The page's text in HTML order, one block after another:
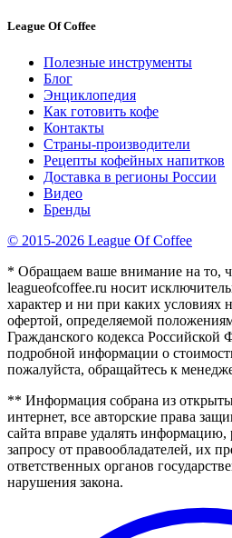
League Of Coffee
Полезные инструменты
Блог
Энциклопедия
Как готовить кофе
Контакты
Страны-производители
Рецепты кофейных напитков
Доставка в регионы России
Видео
Бренды
© 2015-2026 League Of Coffee
* Обращаем ваше внимание на то,
leagueofcoffee.ru носит
характер и ни при каких условиях
офертой, определяемой
Гражданского кодекса
подробной информации о
пожалуйста, обращайтесь к
** Информация собрана из
интернет, все авторские права
сайта вправе удалять
запросу от правообладателей, их
ответственных органов
нарушения закона.